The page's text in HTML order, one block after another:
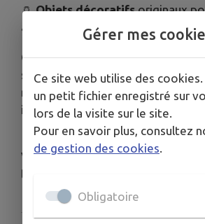
🏺Objets décoratifsoriginaux
à offrir
Que vous veniez pour faire vos
simplement profiter de
marché de Claretest le rendez-
incontournable de votre week-end.
📍 Tous les samedis matin, sur la
Venez soutenir lesproducteurs
locaux
Gérer mes
Ce site web utilise des
un petit fichier enregistré sur
lors de la visite sur le site.
Pour en savoir plus, consultez
de gestion des cookies.
Obligatoire